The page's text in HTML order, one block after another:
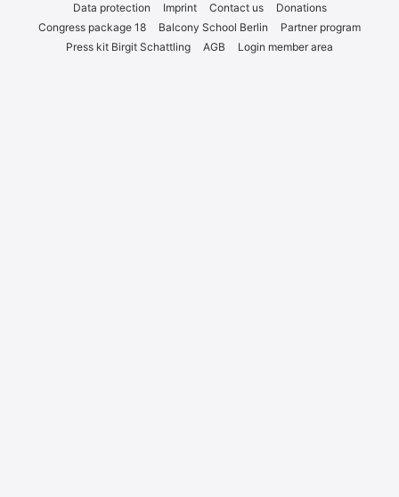
Data pro­tec­tion
Imprint Cont­act us
Dona­ti­ons
Con­gress packa­ge 18
Bal­c­o­ny School Ber­lin
Part­ner pro­gram
Press kit Bir­git Schatt­ling
AGB Log­in mem­ber area